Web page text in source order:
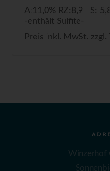
A:11,0% RZ:8,9 S:
-enthält Sulfite-
Preis inkl. MwSt. zzgl.
Winzerhof